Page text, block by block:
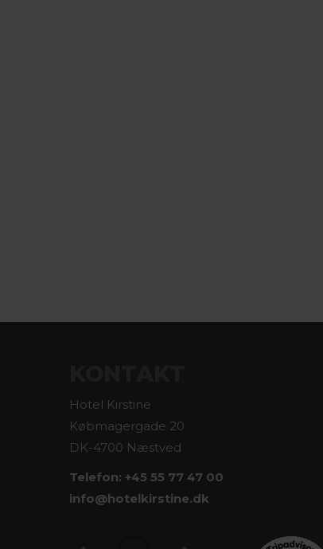
Hotel Kirstine
Købmagergade 20
DK-4700 Næstved
Telefon: +45 55 77 47 00
info@hotelkirstine.dk